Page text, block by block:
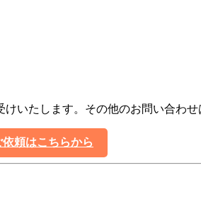
いたします。その他のお問い合わ
頼はこちらから